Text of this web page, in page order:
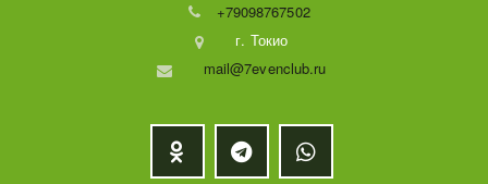
+79098767502
г. Токио
mail@7evenclub.ru